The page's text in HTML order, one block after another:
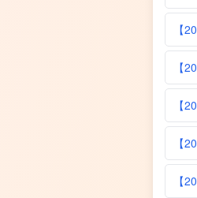
【
【
【
【
【